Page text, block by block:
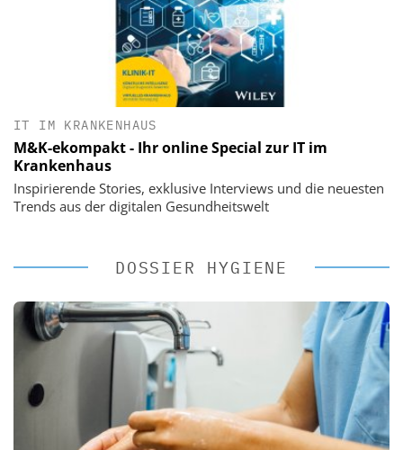
IT IM KRANKENHAUS
M&K-ekompakt - Ihr online Special zur IT im
Krankenhaus
Inspirierende Stories, exklusive Interviews und die neuesten
Trends aus der digitalen Gesundheitswelt
DOSSIER HYGIENE